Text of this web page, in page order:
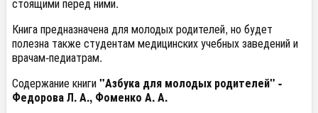
Книга предназначена для молодых родителей, но будет
полезна также студентам медицинских учебных заведений и
врачам-педиатрам.
Содержание книги"Азбука для молодых родителей" -
Федорова Л. А., Фоменко А. А.